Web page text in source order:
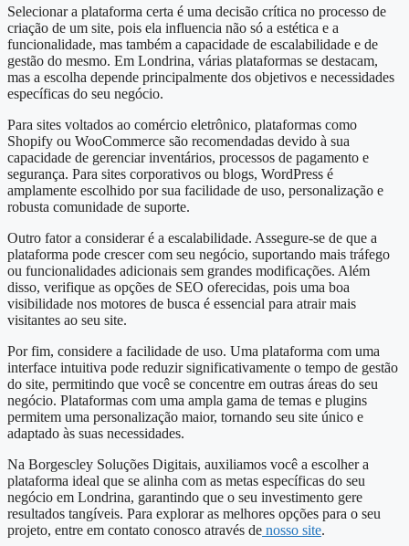
Selecionar a plataforma certa é uma decisão crítica no processo de
criação de um site, pois ela influencia não só a estética e a
funcionalidade, mas também a capacidade de escalabilidade e de
gestão do mesmo. Em Londrina, várias plataformas se destacam,
mas a escolha depende principalmente dos objetivos e necessidades
específicas do seu negócio.
Para sites voltados ao comércio eletrônico, plataformas como
Shopify ou WooCommerce são recomendadas devido à sua
capacidade de gerenciar inventários, processos de pagamento e
segurança. Para sites corporativos ou blogs, WordPress é
amplamente escolhido por sua facilidade de uso, personalização e
robusta comunidade de suporte.
Outro fator a considerar é a escalabilidade. Assegure-se de que a
plataforma pode crescer com seu negócio, suportando mais tráfego
ou funcionalidades adicionais sem grandes modificações. Além
disso, verifique as opções de SEO oferecidas, pois uma boa
visibilidade nos motores de busca é essencial para atrair mais
visitantes ao seu site.
Por fim, considere a facilidade de uso. Uma plataforma com uma
interface intuitiva pode reduzir significativamente o tempo de gestão
do site, permitindo que você se concentre em outras áreas do seu
negócio. Plataformas com uma ampla gama de temas e plugins
permitem uma personalização maior, tornando seu site único e
adaptado às suas necessidades.
Na Borgescley Soluções Digitais, auxiliamos você a escolher a
plataforma ideal que se alinha com as metas específicas do seu
negócio em Londrina, garantindo que o seu investimento gere
resultados tangíveis. Para explorar as melhores opções para o seu
projeto, entre em contato conosco através de nosso site.